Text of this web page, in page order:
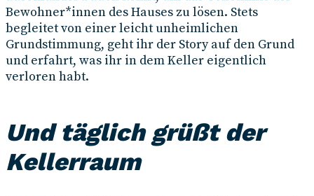
Bewohner*innen des Hauses zu lösen. Stets
begleitet von einer leicht unheimlichen
Grundstimmung, geht ihr der Story auf den Grund
und erfahrt, was ihr in dem Keller eigentlich
verloren habt.
Und täglich grüßt der
Kellerraum